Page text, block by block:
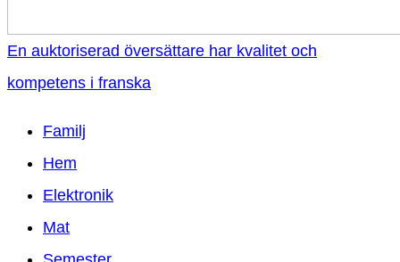
En auktoriserad översättare har kvalitet och
kompetens i franska
Familj
Hem
Elektronik
Mat